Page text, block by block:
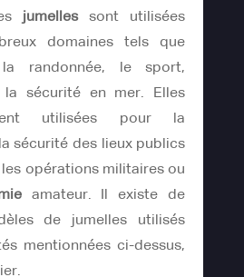
jumellessont utilisées
domaines tels que
la randonnée, le sport,
la sécurité en mer. Elles
utilisées pour la
sécurité des lieux publics
opérations militaires ou
amateur. Il existe de
de jumelles utilisés
mentionnées ci-dessus,